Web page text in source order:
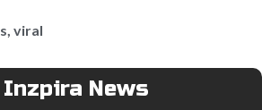
, viral
Inzpira News